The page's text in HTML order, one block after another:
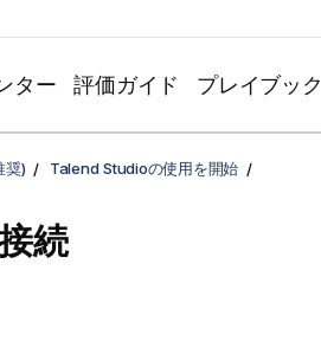
ター 評価ガイド プレイブック
奨) Talend Studioの使用を開始
続